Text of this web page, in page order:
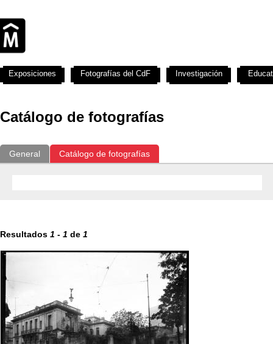
Catálogo de fotografías
General Catálogo de fotografías
Resultados 1 - 1 de 1
Exposiciones Fotografías del CdF Investigación